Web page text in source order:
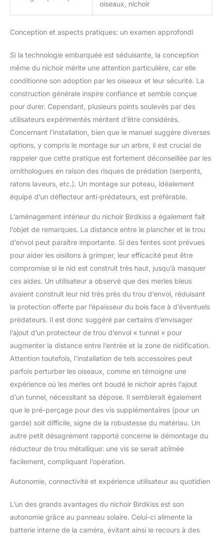
maman, papa ou toute
personne qui aime la
moments spéciaux
oiseaux sur les réseaux
sociaux et créez des
souvenirs ensemble.
nichoir offre une
expérience éducative,
vous permettant de voir
chaque étape de la vie
des oiseaux, de
l'éclosion des œufs au
premier vol des oiseaux.
Une aventure
d'apprentissage unique
pour les amateurs
d'oiseaux et les familles.
décoration des jardins,
des parcs et de la nature.
oiseaux, nichoir
Conception et aspects pratiques: un examen approfondi
Si la technologie embarquée est séduisante, la conception
même du nichoir mérite une attention particulière, car elle
conditionne son adoption par les oiseaux et leur sécurité. La
construction générale inspire confiance et semble conçue
pour durer. Cependant, plusieurs points soulevés par des
utilisateurs expérimentés méritent d’être considérés.
Concernant l’installation, bien que le manuel suggère diverses
options, y compris le montage sur un arbre, il est crucial de
rappeler que cette pratique est fortement déconseillée par les
ornithologues en raison des risques de prédation (serpents,
ratons laveurs, etc.). Un montage sur poteau, idéalement
équipé d’un déflecteur anti-prédateurs, est préférable.
L’aménagement intérieur du nichoir Birdkiss a également fait
l’objet de remarques. La distance entre le plancher et le trou
d’envol peut paraître importante. Si des fentes sont prévues
pour aider les oisillons à grimper, leur efficacité peut être
compromise si le nid est construit très haut, jusqu’à masquer
ces aides. Un utilisateur a observé que des merles bleus
avaient construit leur nid très près du trou d’envol, réduisant
la protection offerte par l’épaisseur du bois face à d’éventuels
prédateurs. Il est donc suggéré par certains d’envisager
l’ajout d’un protecteur de trou d’envol « tunnel » pour
augmenter la distance entre l’entrée et la zone de nidification.
Attention toutefois, l’installation de tels accessoires peut
parfois perturber les oiseaux, comme en témoigne une
expérience où les merles ont boudé le nichoir après l’ajout
d’un tunnel, nécessitant sa dépose. Il semblerait également
que le pré-perçage pour des vis supplémentaires (pour un
garde) soit difficile, signe de la robustesse du matériau. Un
autre petit désagrément rapporté concerne le démontage du
réducteur de trou métallique: une vis se serait abîmée
facilement, compliquant l’opération.
Autonomie, connectivité et expérience utilisateur au quotidien
L’un des grands avantages du nichoir Birdkiss est son
autonomie grâce au panneau solaire. Celui-ci alimente la
batterie interne de la caméra, évitant ainsi le recours à des